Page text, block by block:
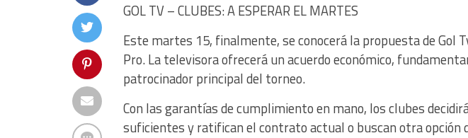
GOL TV – CLUBES: A ESPERAR EL MARTES
Este martes 15, finalmente, se conocerá la propuesta de Gol
Pro. La televisora ofrecerá un acuerdo económico,
patrocinador principal del torneo.
Con las garantías de cumplimiento en mano, los clubes
suficientes y ratifican el contrato actual o buscan otra opción